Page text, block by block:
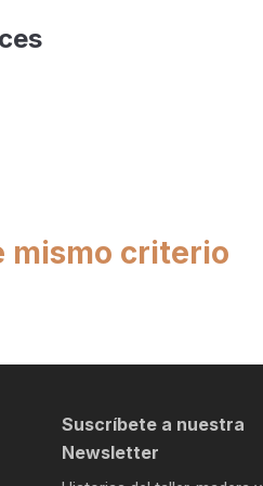
mismo criterio
Suscríbete a nuestra
Newsletter